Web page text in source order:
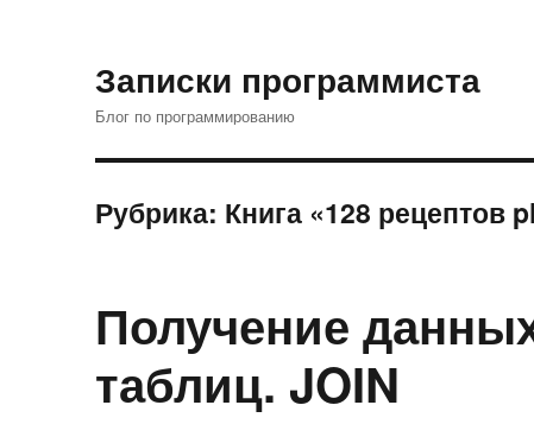
Записки программиста
Блог по программированию
Рубрика: Книга «128 рецептов
Получение
таблиц. JOIN